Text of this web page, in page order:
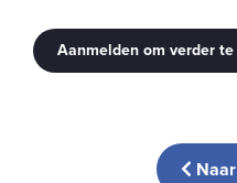
Aanmelden om verder